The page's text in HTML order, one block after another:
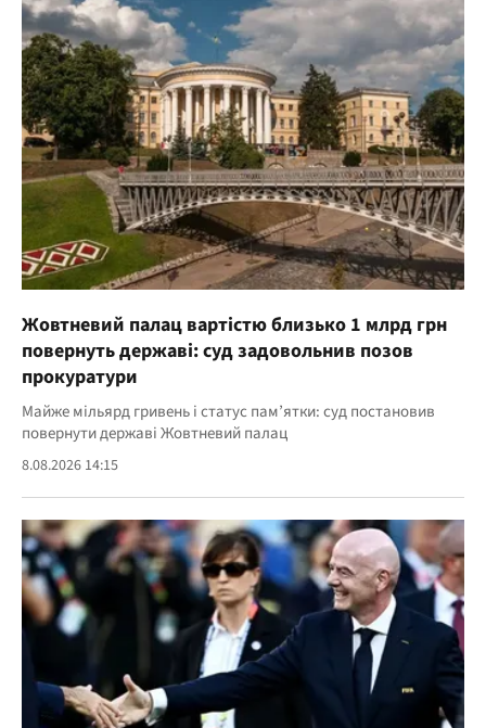
Жовтневий палац вартістю близько 1 млрд грн
повернуть державі: суд задовольнив позов
прокуратури
Майже мільярд гривень і статус пам’ятки: суд постановив
повернути державі Жовтневий палац
8.08.2026 14:15